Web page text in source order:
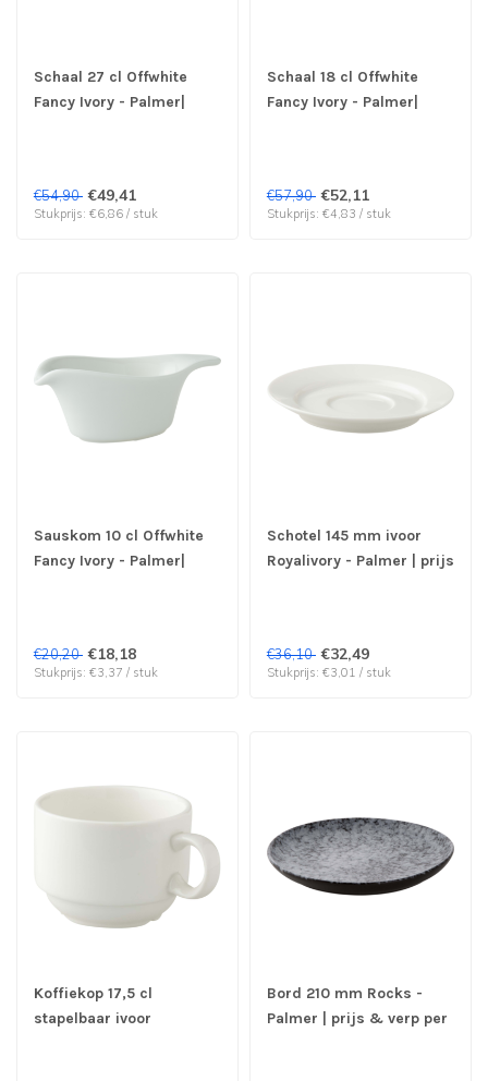
Schaal 27 cl Offwhite
Fancy Ivory - Palmer|
€54,90 €49,41
Stukprijs: €6,86 / stuk
Schaal 18 cl Offwhite
Fancy Ivory - Palmer|
€57,90 €52,11
Stukprijs: €4,83 / stuk
Sauskom 10 cl Offwhite
Fancy Ivory - Palmer|
€20,20 €18,18
Stukprijs: €3,37 / stuk
Schotel 145 mm ivoor
Royalivory - Palmer | prijs
€36,10 €32,49
Stukprijs: €3,01 / stuk
Koffiekop 17,5 cl
stapelbaar ivoor
Bord 210 mm Rocks -
Palmer | prijs & verp per